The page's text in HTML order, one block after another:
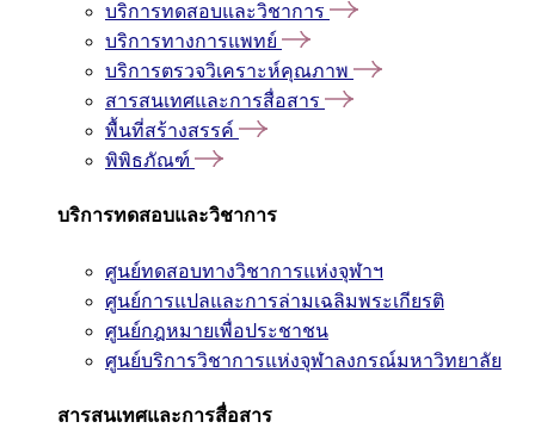
บริการทดสอบและวิชาการ
บริการทางการแพทย์
บริการตรวจวิเคราะห์คุณภาพ
สารสนเทศและการสื่อสาร
พื้นที่สร้างสรรค์
พิพิธภัณฑ์
บริการทดสอบและวิชาการ
ศูนย์ทดสอบทางวิชาการแห่งจุฬาฯ
ศูนย์การแปลและการล่ามเฉลิมพระเกียรติ
ศูนย์กฎหมายเพื่อประชาชน
ศูนย์บริการวิชาการแห่งจุฬาลงกรณ์มหาวิทยาลัย
สารสนเทศและการสื่อสาร